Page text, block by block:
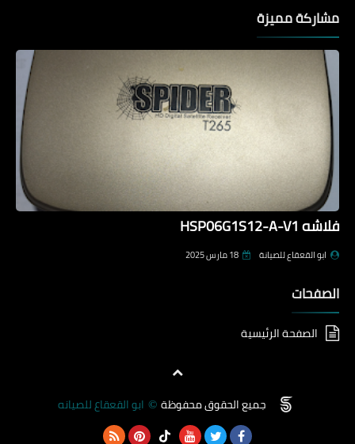
مشاركة مميزة
فلاشه HSP06G1S12-A-V1
ابو القعقاع للصيانة 18 مارس 2025
الصفحات
الصفحة الرئيسية
جميع الحقوق محفوظة © ابو القعقاع للصيانه